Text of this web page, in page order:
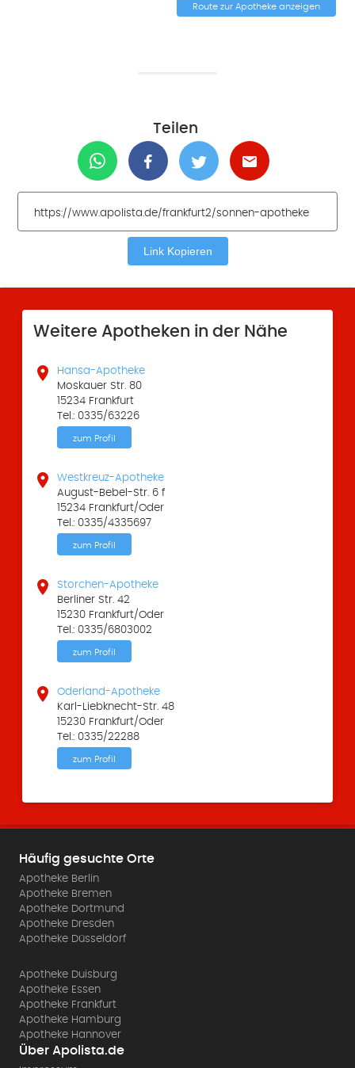
Route zur Apotheke anzeigen
Teilen
Link Kopieren
Weitere Apotheken in der Nähe

Hansa-Apotheke
Moskauer Str. 80
15234 Frankfurt
Tel.: 0335/63226
zum Profil

Westkreuz-Apotheke
August-Bebel-Str. 6 f
15234 Frankfurt/Oder
Tel.: 0335/4335697
zum Profil

Storchen-Apotheke
Berliner Str. 42
15230 Frankfurt/Oder
Tel.: 0335/6803002
zum Profil

Oderland-Apotheke
Karl-Liebknecht-Str. 48
15230 Frankfurt/Oder
Tel.: 0335/22288
zum Profil
Häufig gesuchte Orte
Apotheke Berlin
Apotheke Bremen
Apotheke Dortmund
Apotheke Dresden
Apotheke Düsseldorf
Apotheke Duisburg
Apotheke Essen
Apotheke Frankfurt
Apotheke Hamburg
Apotheke Hannover
Über Apolista.de